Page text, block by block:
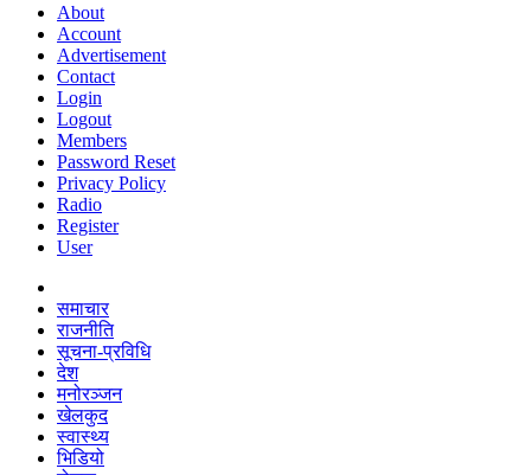
About
Account
Advertisement
Contact
Login
Logout
Members
Password Reset
Privacy Policy
Radio
Register
User
समाचार
राजनीति
सूचना-प्रविधि
देश
मनोरञ्जन
खेलकुद
स्वास्थ्य
भिडियो